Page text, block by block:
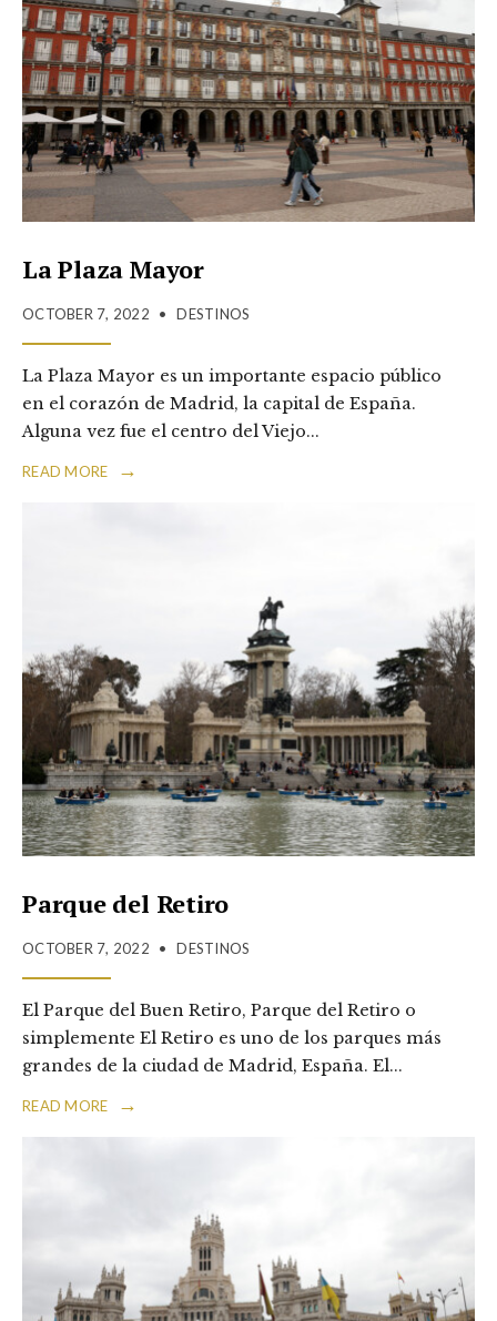
La Plaza Mayor
OCTOBER 7, 2022 • DESTINOS
La Plaza Mayor es un importante espacio público
en el corazón de Madrid, la capital de España.
Alguna vez fue el centro del Viejo...
READ MORE →
Parque del Retiro
OCTOBER 7, 2022 • DESTINOS
El Parque del Buen Retiro, Parque del Retiro o
simplemente El Retiro es uno de los parques más
grandes de la ciudad de Madrid, España. El...
READ MORE →